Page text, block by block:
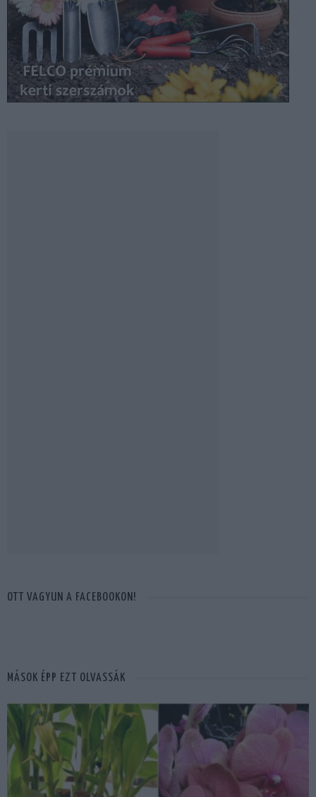
OTT VAGYUN A FACEBOOKON!
MÁSOK ÉPP EZT OLVASSÁK